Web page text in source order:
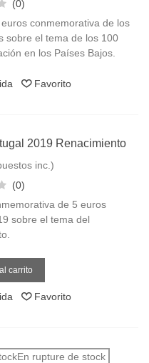
(0)
conmemorativa de los
sobre el tema de los 100
en los Países Bajos.
Favorito
2019 Renacimiento
inc.)
(0)
de 5 euros
sobre el tema del
carrito
Favorito
rupture de stock